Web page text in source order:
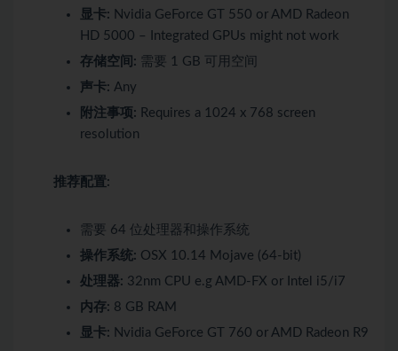
显卡: Nvidia GeForce GT 550 or AMD Radeon
HD 5000 – Integrated GPUs might not work
存储空间: 需要 1 GB 可用空间
声卡: Any
附注事项: Requires a 1024 x 768 screen
resolution
推荐配置:
需要 64 位处理器和操作系统
操作系统: OSX 10.14 Mojave (64-bit)
处理器: 32nm CPU e.g AMD-FX or Intel i5/i7
内存: 8 GB RAM
显卡: Nvidia GeForce GT 760 or AMD Radeon R9